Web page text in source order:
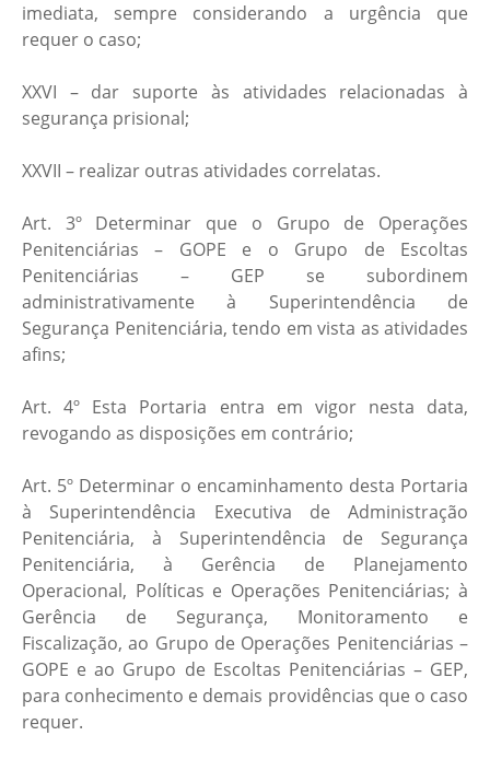
imediata, sempre considerando a urgência que
requer o caso;
XXVI – dar suporte às atividades relacionadas à
segurança prisional;
XXVII – realizar outras atividades correlatas.
Art. 3º Determinar que o Grupo de Operações
Penitenciárias – GOPE e o Grupo de Escoltas
Penitenciárias – GEP se subordinem
administrativamente à Superintendência de
Segurança Penitenciária, tendo em vista as atividades
afins;
Art. 4º Esta Portaria entra em vigor nesta data,
revogando as disposições em contrário;
Art. 5º Determinar o encaminhamento desta Portaria
à Superintendência Executiva de Administração
Penitenciária, à Superintendência de Segurança
Penitenciária, à Gerência de Planejamento
Operacional, Políticas e Operações Penitenciárias; à
Gerência de Segurança, Monitoramento e
Fiscalização, ao Grupo de Operações Penitenciárias –
GOPE e ao Grupo de Escoltas Penitenciárias – GEP,
para conhecimento e demais providências que o caso
requer.